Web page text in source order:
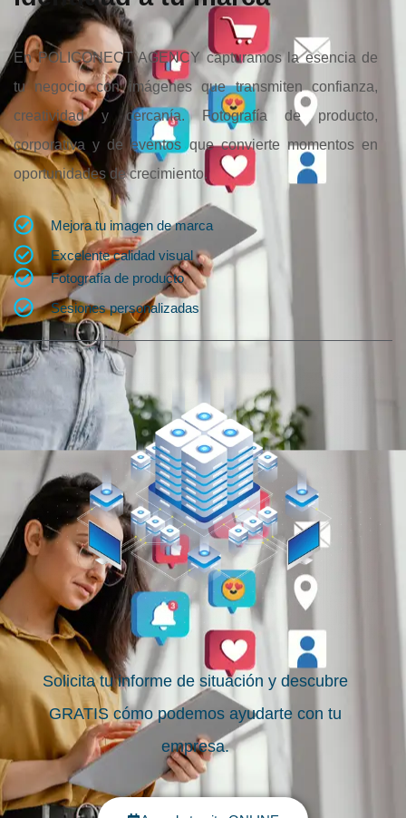
En POLICONECT AGENCY capturamos la esencia de
tu negocio con imágenes que transmiten confianza,
creatividad y cercanía. Fotografía de producto,
corporativa y de eventos que convierte momentos en
oportunidades de crecimiento.
Mejora tu imagen de marca
Excelente calidad visual
Fotografía de producto
Sesiones personalizadas
Solicita tu informe de situación y descubre
GRATIS cómo podemos ayudarte con tu
empresa.